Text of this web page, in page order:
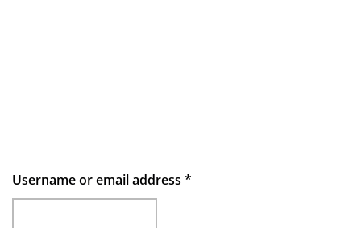
Username or email address *